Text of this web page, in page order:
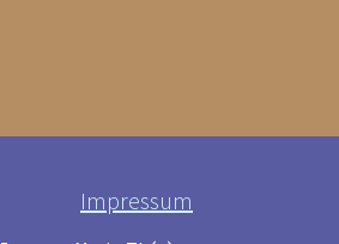
Impressum